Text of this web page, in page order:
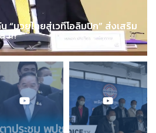
“มวยไทยสู่เวทีโอลิมปิก” ส่งเสริม
!!!